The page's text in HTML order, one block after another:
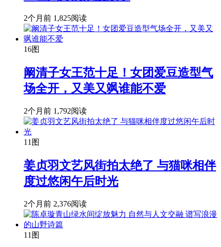
2个月前 1,825阅读
16图
阚清子女王范十足！女团爱豆造型气
场全开，又美又飒谁能不爱
2个月前 1,792阅读
11图
姜贞羽文艺风街拍太绝了 与猫咪相伴
度过悠闲午后时光
2个月前 2,376阅读
11图